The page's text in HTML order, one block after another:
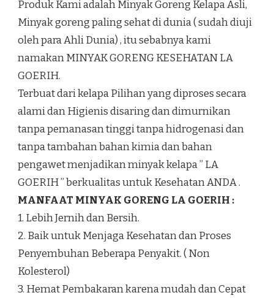
Produk Kami adalah Minyak Goreng Kelapa Asli,
Minyak goreng paling sehat di dunia ( sudah diuji
oleh para Ahli Dunia) , itu sebabnya kami
namakan MINYAK GORENG KESEHATAN LA
GOERIH.
Terbuat dari kelapa Pilihan yang diproses secara
alami dan Higienis disaring dan dimurnikan
tanpa pemanasan tinggi tanpa hidrogenasi dan
tanpa tambahan bahan kimia dan bahan
pengawet menjadikan minyak kelapa ” LA
GOERIH ” berkualitas untuk Kesehatan ANDA .
MANFAAT MINYAK GORENG LA GOERIH :
1. Lebih Jernih dan Bersih.
2. Baik untuk Menjaga Kesehatan dan Proses
Penyembuhan Beberapa Penyakit. ( Non
Kolesterol)
3. Hemat Pembakaran karena mudah dan Cepat